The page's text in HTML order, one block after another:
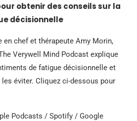
obtenir des conseils sur la
décisionnelle
en chef et thérapeute Amy Morin,
Verywell Mind Podcast explique
de fatigue décisionnelle et
éviter. Cliquez ci-dessous pour
Podcasts / Spotify / Google